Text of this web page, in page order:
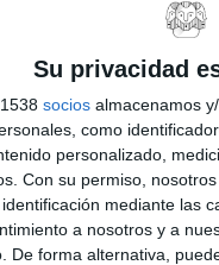
Su privacidad
socios almacenamos
como
personalizado,
Con su permiso,
mediante las
a nosotros y a
De forma alternativa,
telegestió
control que
l’aigua de la
total de
de28.897,07
finançar les